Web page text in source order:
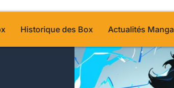
Historique des Box Actualités Manga